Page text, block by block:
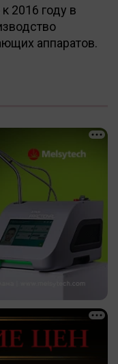
2016 году в
аппаратов.